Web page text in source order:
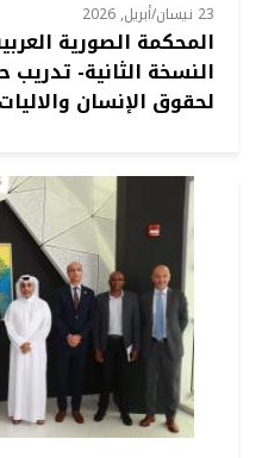
23 نيسان/أبريل, 2026
المحكمة الصورية
النسخة الثانية-
لحقوق الإنسان